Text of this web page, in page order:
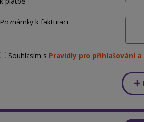
Poznámky k fakturaci
Souhlasím s Pravidly pro přihlašování